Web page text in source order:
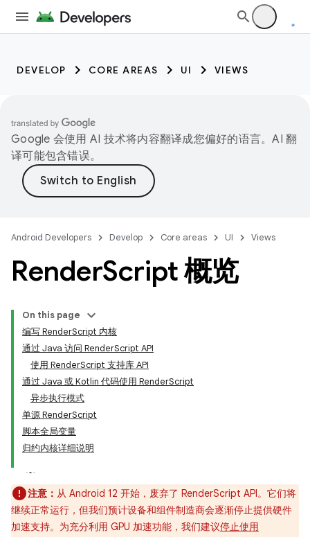
DEVELOP CORE AREAS UI VIEWS
Google 会使用 AI 技术将内容翻译成您偏好的语言。AI 翻
译可能包含错误。
Android Developers Develop Core areas UI Views
RenderScript 概览
On this page
编写 RenderScript 内核
通过 Java 访问 RenderScript API
使用 RenderScript 支持库 API
通过 Java 或 Kotlin 代码使用 RenderScript
异步执行模式
单源 RenderScript
脚本全局变量
归约内核详细说明
注意： 从 Android 12 开始，废弃了 RenderScript API。它们将
继续正常运行，但我们预计设备和组件制造商会逐渐停止提供硬件
加速支持。为充分利用 GPU 加速功能，我们建议停止使用